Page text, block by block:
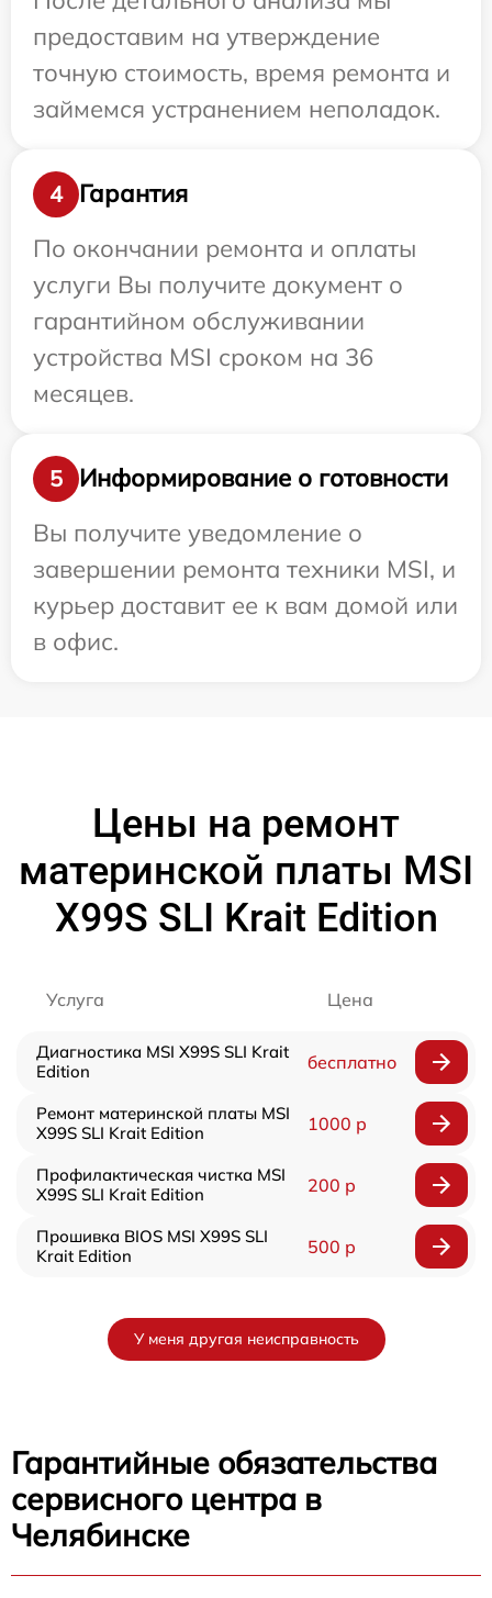
предоставим на утверждение
точную стоимость, время ремонта и
займемся устранением неполадок.
4
Гарантия
По окончании ремонта и оплаты
услуги Вы получите документ о
гарантийном обслуживании
устройства MSI сроком на 36
месяцев.
5
Информирование о готовности
Вы получите уведомление о
завершении ремонта техники MSI, и
курьер доставит ее к вам домой или
в офис.
Цены на ремонт
материнской платы MSI
X99S SLI Krait Edition
Услуга Цена
Диагностика MSI X99S SLI Krait
Edition
бесплатно
Ремонт материнской платы MSI
X99S SLI Krait Edition
1000 р
Профилактическая чистка MSI
X99S SLI Krait Edition
200 р
Прошивка BIOS MSI X99S SLI
Krait Edition
500 р
У меня другая неисправность
Гарантийные обязательства
сервисного центра в
Челябинске